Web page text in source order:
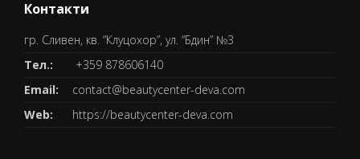
Контакти
гр. Сливен, кв. “Клуцохор”, ул. “Бдин” №3
Тел.:
+359 878606140
Email:
contact@beautycenter-deva.com
Web:
https://beautycenter-deva.com